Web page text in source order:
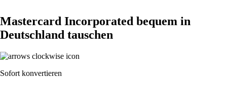
Mastercard Incorporated bequem in
Deutschland tauschen
Sofort konvertieren